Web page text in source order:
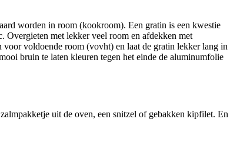
worden in room (kookroom). Een gratin is een kwestie
Overgieten met lekker veel room en afdekken met
voldoende room (vovht) en laat de gratin lekker lang in
bruin te laten kleuren tegen het einde de aluminumfolie
uit de oven, een snitzel of gebakken kipfilet. En